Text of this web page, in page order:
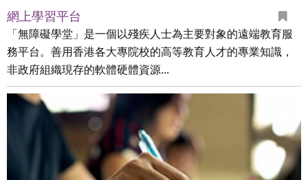
網上學習平台
「無障礙學堂」是一個以殘疾人士為主要對象的遠端教育服
務平台。善用香港各大專院校的高等教育人才的專業知識，
非政府組織現存的軟體硬體資源...